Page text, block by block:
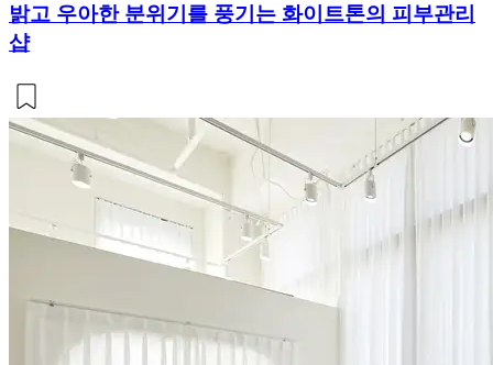
밝고 우아한 분위기를 풍기는 화이트톤의 피부관리
샵